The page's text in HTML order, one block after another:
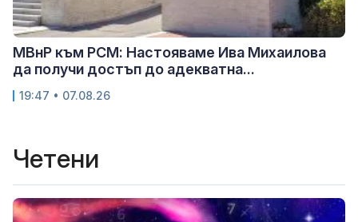
МВнР към РСМ: Настояваме Ива Михаилова
да получи достъп до адекватна...
19:47 • 07.08.26
Четени